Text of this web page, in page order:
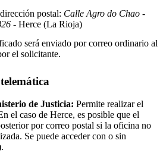
postal: Calle Agro do Chao -
- Herce (La Rioja)
será enviado por correo ordinario al
el solicitante.
de Justicia: Permite realizar el
el caso de Herce, es posible que el
por correo postal si la oficina no
Se puede acceder con o sin